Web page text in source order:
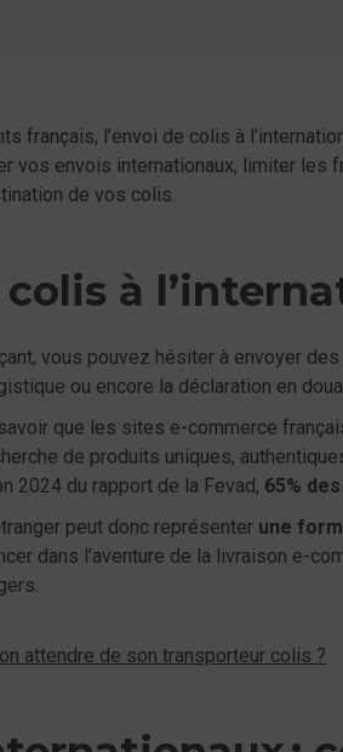
Twitter
sur Facebook
français, l’envoi de colis à
vos envois internationaux, limiter les
de vos colis.
à
vous pouvez hésiter à envoyer
ou encore la déclaration en
que les sites e-commerce
de produits uniques,
2024 du rapport de la Fevad, 65%
peut donc représenter une
dans l’aventure de la livraison e-
attendre de son transporteur colis ?